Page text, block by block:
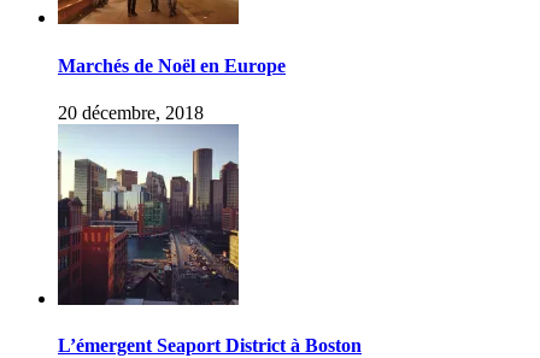
Marchés de Noël en Europe
20 décembre, 2018
L’émergent Seaport District à Boston